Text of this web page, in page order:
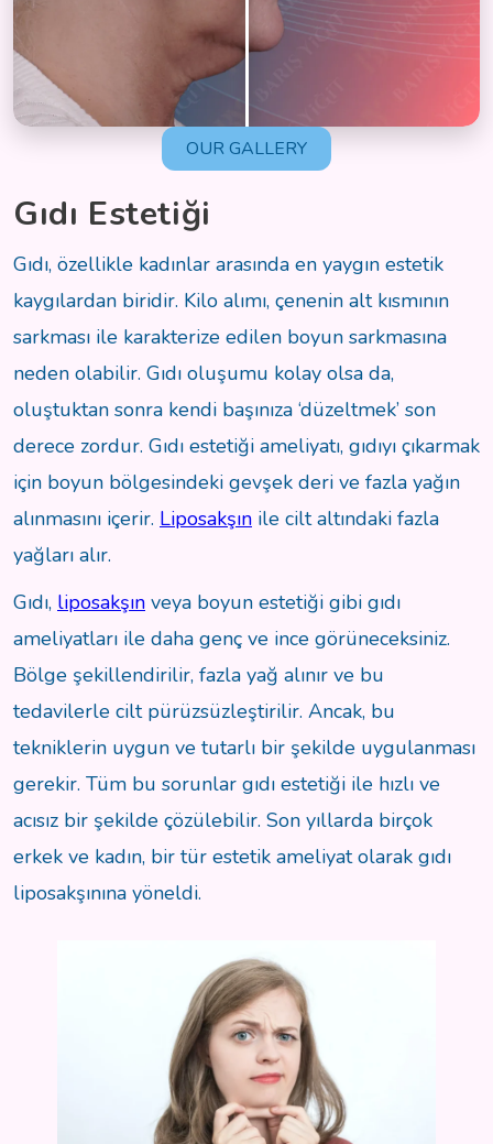
OUR GALLERY
Gıdı Estetiği
Gıdı, özellikle kadınlar arasında en yaygın estetik
kaygılardan biridir. Kilo alımı, çenenin alt kısmının
sarkması ile karakterize edilen boyun sarkmasına
neden olabilir. Gıdı oluşumu kolay olsa da,
oluştuktan sonra kendi başınıza ‘düzeltmek’ son
derece zordur. Gıdı estetiği ameliyatı, gıdıyı çıkarmak
için boyun bölgesindeki gevşek deri ve fazla yağın
alınmasını içerir. Liposakşın ile cilt altındaki fazla
yağları alır.
Gıdı, liposakşın veya boyun estetiği gibi gıdı
ameliyatları ile daha genç ve ince görüneceksiniz.
Bölge şekillendirilir, fazla yağ alınır ve bu
tedavilerle cilt pürüzsüzleştirilir. Ancak, bu
tekniklerin uygun ve tutarlı bir şekilde uygulanması
gerekir. Tüm bu sorunlar gıdı estetiği ile hızlı ve
acısız bir şekilde çözülebilir. Son yıllarda birçok
erkek ve kadın, bir tür estetik ameliyat olarak gıdı
liposakşınına yöneldi.